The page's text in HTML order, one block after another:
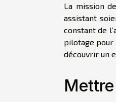
La mission
assistant
constant de
pilotage pour
découvrir un